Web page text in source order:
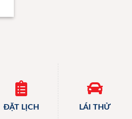
ĐẶT LỊCH LÁI THỬ